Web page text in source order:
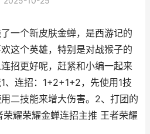
一个新皮肤金蝉，是西游记的
这个英雄，特别是对战猴子的
招更好呢，赶紧和小编一起来
、连招：1+2+1+2，先使用1技
二技能来增大伤害。2、打团的
耀荣耀金蝉连招主推 王者荣耀